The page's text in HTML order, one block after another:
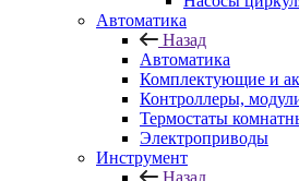
Автоматика
Назад
Автоматика
Комплектующие и
Контроллеры,
Термостаты
Электроприводы
Инструмент